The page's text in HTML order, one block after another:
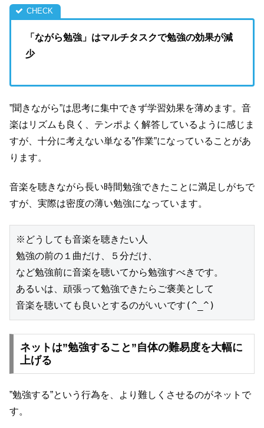
「ながら勉強」はマルチタスクで勉強の効果が減
少
”聞きながら”は思考に集中できず学習効果を薄めます。音
楽はリズムも良く、テンポよく解答しているように感じま
すが、十分に考えない単なる”作業”になっていることがあ
ります。
音楽を聴きながら長い時間勉強できたことに満足しがちで
すが、実際は密度の薄い勉強になっています。
※どうしても音楽を聴きたい人
勉強の前の１曲だけ、５分だけ、
など勉強前に音楽を聴いてから勉強すべきです。
あるいは、頑張って勉強できたらご褒美として
音楽を聴いても良いとするのがいいです(^_^)
ネットは”勉強すること”自体の難易度を大幅に
上げる
”勉強する”という行為を、より難しくさせるのがネットで
す。